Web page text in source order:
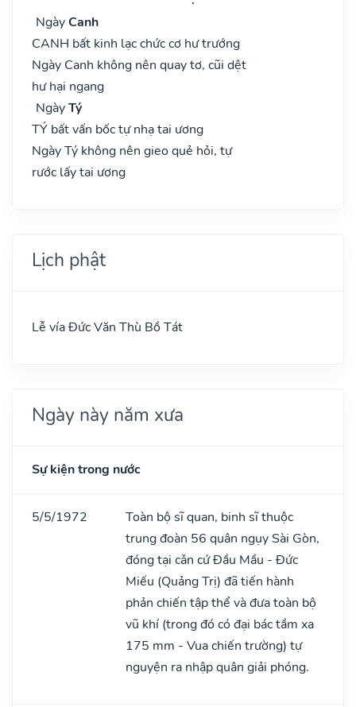
NgàyCanh
CANH bất kinh lạc chức cơ hư trướng
Ngày Canh không nên quay tơ, cũi dệt
hư hại ngang
NgàyTý
TÝ bất vấn bốc tự nhạ tai ương
Ngày Tý không nên gieo quẻ hỏi, tự
rước lấy tai ương
Lịch phật
Lễ vía Đức Văn Thù Bồ Tát
Ngày này năm xưa
Sự kiện trong nước
5/5/1972
Toàn bộ sĩ quan, binh sĩ thuộc
trung đoàn 56 quân ngụy Sài Gòn,
đóng tại cǎn cứ Đầu Mầu - Đức
Miếu (Quảng Trị) đã tiến hành
phản chiến tập thể và đưa toàn bộ
vũ khí (trong đó có đại bác tầm xa
175 mm - Vua chiến trường) tự
nguyện ra nhập quân giải phóng.